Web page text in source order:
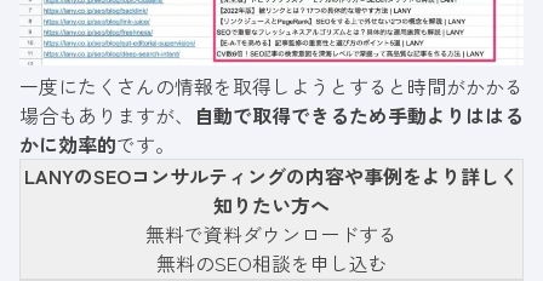
一度にたくさんの情報を取得しようとすると時間がかかる
場合もありますが、 自動で取得できるため手動よりははる
かに効率的です。
LANYのSEOコンサルティングの内容や事例をより詳しく
知りたい方へ
無料で資料ダウンロードする
無料のSEO相談を申し込む